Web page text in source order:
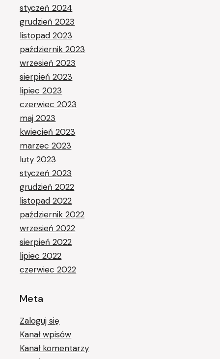
styczeń 2024
grudzień 2023
listopad 2023
październik 2023
wrzesień 2023
sierpień 2023
lipiec 2023
czerwiec 2023
maj 2023
kwiecień 2023
marzec 2023
luty 2023
styczeń 2023
grudzień 2022
listopad 2022
październik 2022
wrzesień 2022
sierpień 2022
lipiec 2022
czerwiec 2022
Meta
Zaloguj się
Kanał wpisów
Kanał komentarzy